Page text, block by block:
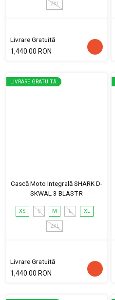
2XL
Livrare Gratuită
1,440.00 RON
LIVRARE GRATUITĂ
Cască Moto Integrală SHARK D-
SKWAL 3 BLAST-R
XS S M L XL
2XL
Livrare Gratuită
1,440.00 RON